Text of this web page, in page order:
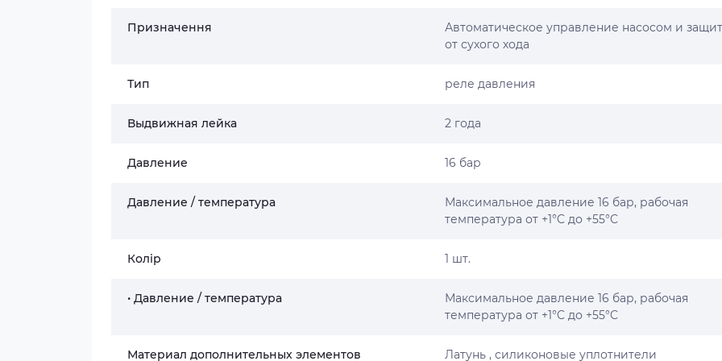
Призначення
Автоматическое управление насосом и
от сухого хода
Тип реле давления
Выдвижная лейка 2 года
Давление 16 бар
Давление / температура
Максимальное давление 16 бар, рабочая
температура от +1°C до +55°C
Колір 1 шт.
• Давление / температура
Максимальное давление 16 бар, рабочая
температура от +1°C до +55°C
Материал дополнительных элементов Латунь , силиконовые уплотнители